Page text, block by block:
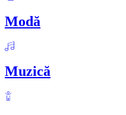
Modă
Muzică